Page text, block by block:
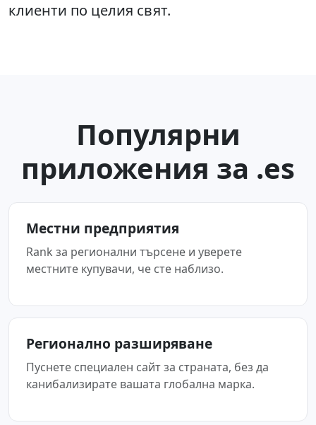
клиенти по целия свят.
Популярни
приложения за .es
Местни предприятия
Rank за регионални търсене и уверете
местните купувачи, че сте наблизо.
Регионално разширяване
Пуснете специален сайт за страната, без да
канибализирате вашата глобална марка.